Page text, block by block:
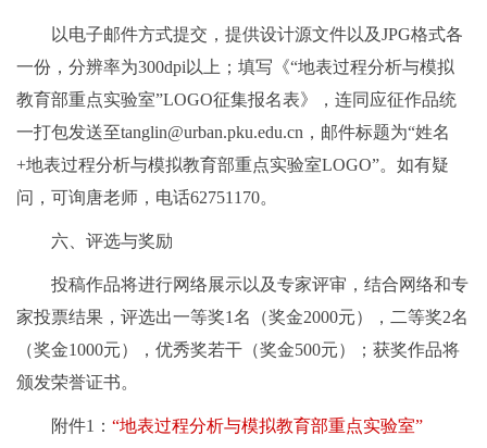
以电子邮件方式提交，提供设计源文件以及JPG格式各
一份，分辨率为300dpi以上；填写《“地表过程分析与模拟
教育部重点实验室”LOGO征集报名表》，连同应征作品统
一打包发送至tanglin@urban.pku.edu.cn，邮件标题为“姓名
+地表过程分析与模拟教育部重点实验室LOGO”。如有疑
问，可询唐老师，电话62751170。
六、评选与奖励
投稿作品将进行网络展示以及专家评审，结合网络和专
家投票结果，评选出一等奖1名（奖金2000元），二等奖2名
（奖金1000元），优秀奖若干（奖金500元）；获奖作品将
颁发荣誉证书。
附件1： “地表过程分析与模拟教育部重点实验室”